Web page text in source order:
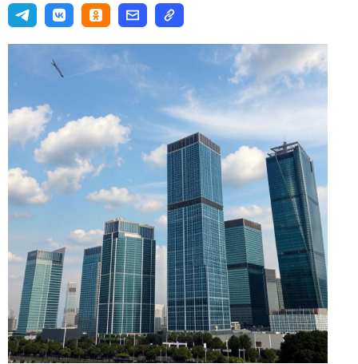
ОПК
Авторские материалы
Телефон редакции:+7 495 727-01-67
Электронные почты редакции:
Информационный отдел
info@business-magazine.online
Отдел рекламы
reklama@business-magazine.online
Отдел распространения/редакционная подписка
podpiska@business-magazine.online
Отдел по работе с партнерами
partner@business-magazine.online